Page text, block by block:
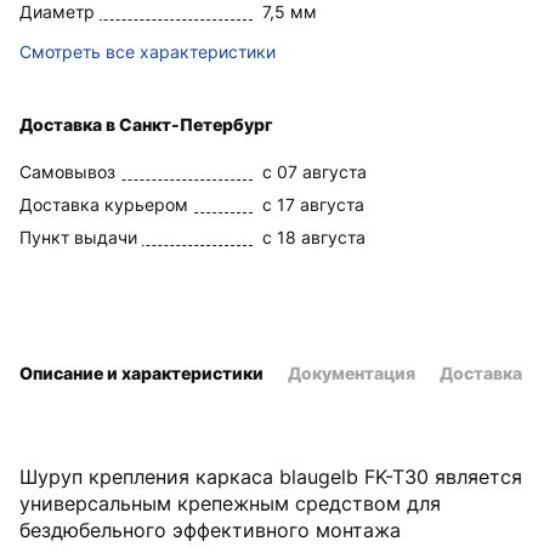
Диаметр
7,5 мм
Смотреть все характеристики
Доставка в Санкт-Петербург
Самовывоз
c 07 августа
Доставка курьером
c 17 августа
Пункт выдачи
c 18 августа
Шуруп крепления каркаса blaugelb FK-T30 является
универсальным крепежным средством для
бездюбельного эффективного монтажа
Описание и характеристики Документация Доставка и